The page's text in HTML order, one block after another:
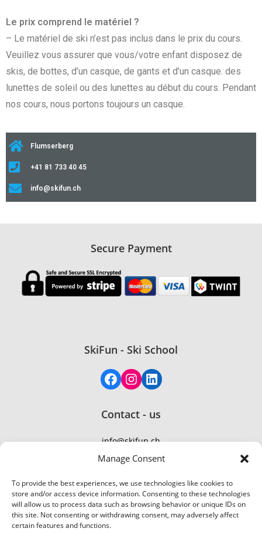
Manage Consent
To provide the best experiences, we use technologies like cookies to
store and/or access device information. Consenting to these technologies
will allow us to process data such as browsing behavior or unique IDs on
this site. Not consenting or withdrawing consent, may adversely affect
certain features and functions.
Le prix comprend le matériel ?
– Le matériel de ski n’est pas inclus dans le prix du cours.
Veuillez vous assurer que vous/votre enfant disposez de
skis, de bottes, d’un casque, de gants et d’un casque. des
lunettes de soleil ou des lunettes au début du cours. Pendant
nos cours, nous portons toujours un casque.
Flumserberg
+41 81 733 40 45
info@skifun.ch
Secure Payment
SkiFun - Ski School
Contact - us
info@skifun.ch
TEL: +41 77 410 21 01